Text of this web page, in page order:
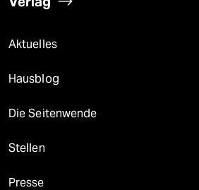
Aktuelles
Hausblog
Die Seitenwende
Stellen
Presse